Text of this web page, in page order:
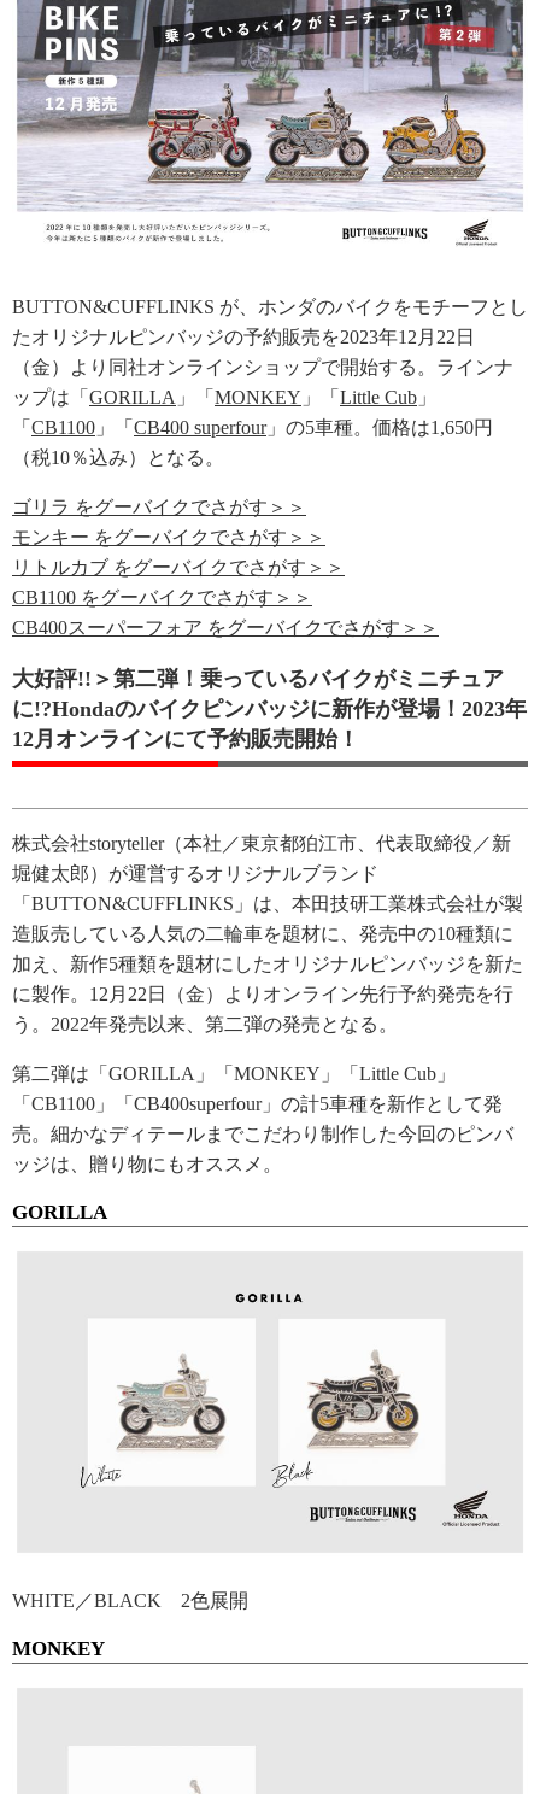
BUTTON&CUFFLINKS が、ホンダのバイクをモチーフとし
たオリジナルピンバッジの予約販売を2023年12月22日
（金）より同社オンラインショップで開始する。ラインナ
ップは「 GORILLA 」「 MONKEY 」「 Little Cub 」
「 CB1100 」「 CB400 superfour」の5車種。価格は1,650円
（税10％込み）となる。
ゴリラ をグーバイクでさがす＞＞
モンキー をグーバイクでさがす＞＞
リトルカブ をグーバイクでさがす＞＞
CB1100 をグーバイクでさがす＞＞
CB400スーパーフォア をグーバイクでさがす＞＞
大好評!!＞第二弾！乗っているバイクがミニチュア
に!?Hondaのバイクピンバッジに新作が登場！2023年
12月オンラインにて予約販売開始！
株式会社storyteller（本社／東京都狛江市、代表取締役／新
堀健太郎）が運営するオリジナルブランド
「BUTTON&CUFFLINKS」は、本田技研工業株式会社が製
造販売している人気の二輪車を題材に、発売中の10種類に
加え、新作5種類を題材にしたオリジナルピンバッジを新た
に製作。12月22日（金）よりオンライン先行予約発売を行
う。2022年発売以来、第二弾の発売となる。
第二弾は「GORILLA」「MONKEY」「Little Cub」
「CB1100」「CB400superfour」の計5車種を新作として発
売。細かなディテールまでこだわり制作した今回のピンバ
ッジは、贈り物にもオススメ。
GORILLA
WHITE／BLACK 2色展開
MONKEY